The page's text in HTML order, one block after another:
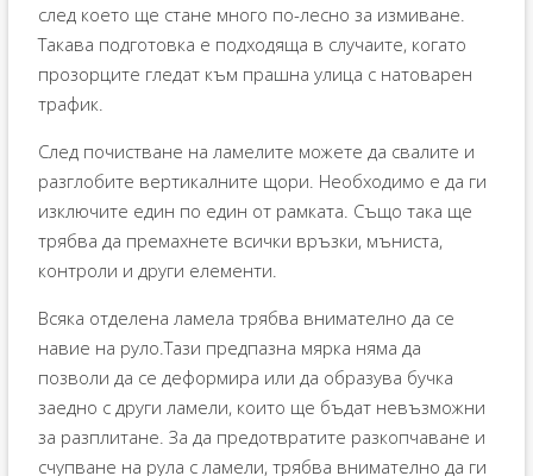
след което ще стане много по-лесно за измиване.
Такава подготовка е подходяща в случаите, когато
прозорците гледат към прашна улица с натоварен
трафик.
След почистване на ламелите можете да свалите и
разглобите вертикалните щори. Необходимо е да ги
изключите един по един от рамката. Също така ще
трябва да премахнете всички връзки, мъниста,
контроли и други елементи.
Всяка отделена ламела трябва внимателно да се
навие на руло.Тази предпазна мярка няма да
позволи да се деформира или да образува бучка
заедно с други ламели, които ще бъдат невъзможни
за разплитане. За да предотвратите разкопчаване и
счупване на рула с ламели, трябва внимателно да ги